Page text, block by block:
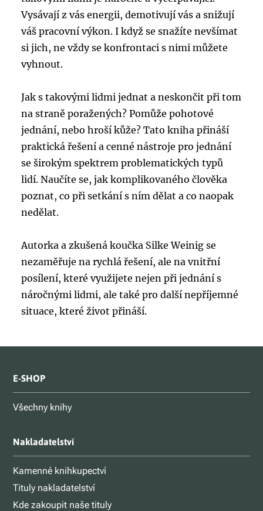
Vysávají z vás energii, demotivují vás a snižují
váš pracovní výkon. I když se snažíte nevšímat
si jich, ne vždy se konfrontaci s nimi můžete
vyhnout.
Jak s takovými lidmi jednat a neskončit při tom
na straně poražených? Pomůže pohotové
jednání, nebo hroší kůže? Tato kniha přináší
praktická řešení a cenné nástroje pro jednání
se širokým spektrem problematických typů
lidí. Naučíte se, jak komplikovaného člověka
poznat, co při setkání s ním dělat a co naopak
nedělat.
Autorka a zkušená koučka Silke Weinig se
nezaměřuje na rychlá řešení, ale na vnitřní
posílení, které využijete nejen při jednání s
náročnými lidmi, ale také pro další nepříjemné
situace, které život přináší.
E-SHOP
Všechny knihy
Nakladatelství
Kamenné knihkupectví
Tituly nakladatelství
Kde zakoupit naše tituly